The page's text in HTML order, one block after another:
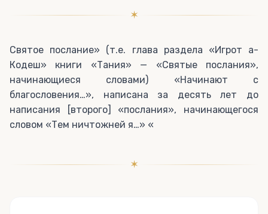
✶
Святое послание» (т.е. глава раздела «Игрот а-
Кодеш» книги «Тания» — «Святые послания»,
начинающиеся словами) «Начинают с
благословения…», написана за десять лет до
написания [второго] «послания», начинающегося
словом «Тем ничтожней я…» «
✶